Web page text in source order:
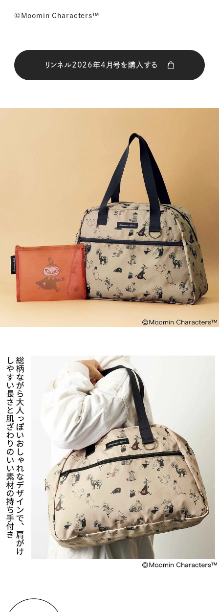
©Moomin Characters™
リンネル2026年4月号を購入する